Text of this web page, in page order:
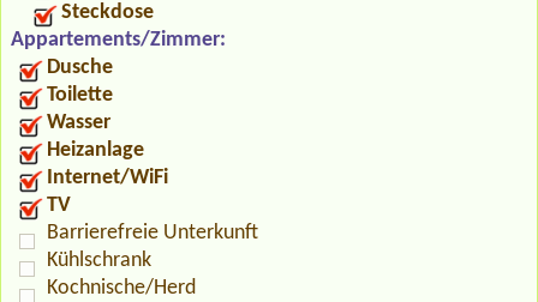
Steckdose
Appartements/Zimmer:
Dusche
Toilette
Wasser
Heizanlage
Internet/WiFi
TV
Barrierefreie Unterkunft
Kühlschrank
Kochnische/Herd